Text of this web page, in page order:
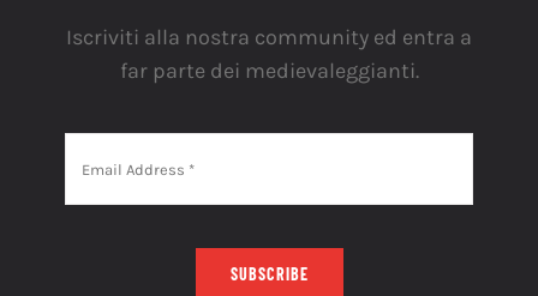
Iscriviti alla nostra community ed entra a
far parte dei medievaleggianti.
SUBSCRIBE